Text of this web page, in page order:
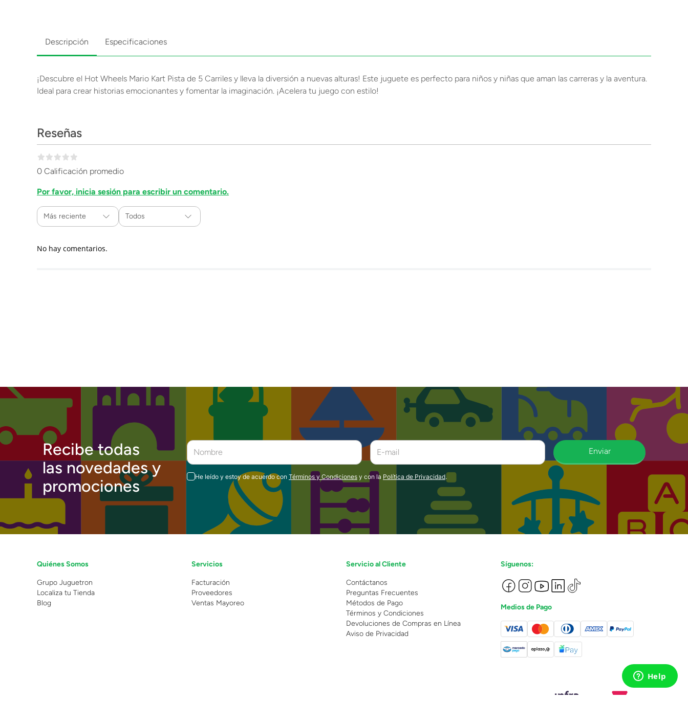
Descripción Especificaciones
¡Descubre el Hot Wheels Mario Kart Pista de 5 Carriles y lleva la diversión a nuevas alturas! Este juguete es perfecto para niños y niñas que aman las carreras y la aventura.
Ideal para crear historias emocionantes y fomentar la imaginación. ¡Acelera tu juego con estilo!
Reseñas
0 Calificación promedio
Por favor, inicia sesión para escribir un comentario.
Más reciente Todos
No hay comentarios.
Recibe todas
las novedades y
promociones
Enviar
He leído y estoy de acuerdo con Términos y Condiciones y con la Política de Privacidad.
Quiénes Somos
Grupo Juguetron
Localiza tu Tienda
Blog
Servicios
Facturación
Proveedores
Ventas Mayoreo
Servicio al Cliente
Contáctanos
Preguntas Frecuentes
Métodos de Pago
Términos y Condiciones
Devoluciones de Compras en Línea
Aviso de Privacidad
Síguenos:
Medios de Pago